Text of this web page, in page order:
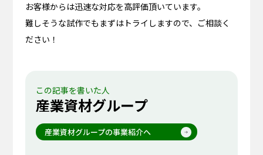
お客様からは迅速な対応を高評価頂いています。
難しそうな試作でもまずはトライしますので、ご相談く
ださい！
この記事を書いた人
産業資材グループ
産業資材グループの事業紹介へ